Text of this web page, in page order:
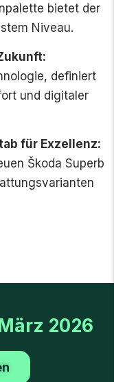
bietet der
Niveau.
definiert
und digitaler
für Exzellenz:
Škoda Superb
2026